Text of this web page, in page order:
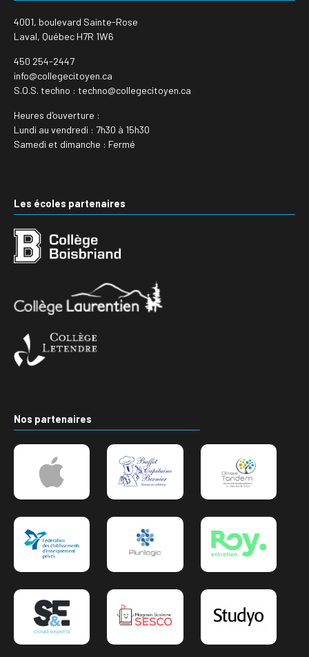
4001, boulevard Sainte-Rose
Laval, Québec H7R 1W6
450 254-2447
info@collegecitoyen.ca
S.O.S. techno : techno@collegecitoyen.ca
Heures d'ouverture :
Lundi au vendredi : 7h30 à 15h30
Samedi et dimanche : Fermé
Les écoles partenaires
Nos partenaires